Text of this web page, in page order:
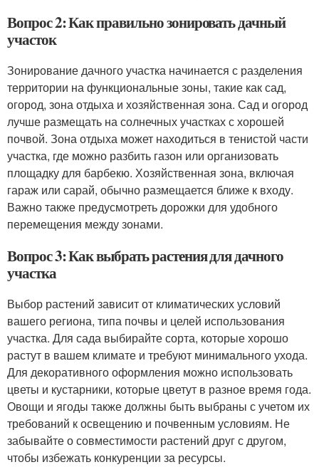
Вопрос 2: Как правильно зонировать дачный
участок
Зонирование дачного участка начинается с разделения
территории на функциональные зоны, такие как сад,
огород, зона отдыха и хозяйственная зона. Сад и огород
лучше размещать на солнечных участках с хорошей
почвой. Зона отдыха может находиться в тенистой части
участка, где можно разбить газон или организовать
площадку для барбекю. Хозяйственная зона, включая
гараж или сарай, обычно размещается ближе к входу.
Важно также предусмотреть дорожки для удобного
перемещения между зонами.
Вопрос 3: Как выбрать растения для дачного
участка
Выбор растений зависит от климатических условий
вашего региона, типа почвы и целей использования
участка. Для сада выбирайте сорта, которые хорошо
растут в вашем климате и требуют минимального ухода.
Для декоративного оформления можно использовать
цветы и кустарники, которые цветут в разное время года.
Овощи и ягоды также должны быть выбраны с учетом их
требований к освещению и почвенным условиям. Не
забывайте о совместимости растений друг с другом,
чтобы избежать конкуренции за ресурсы.